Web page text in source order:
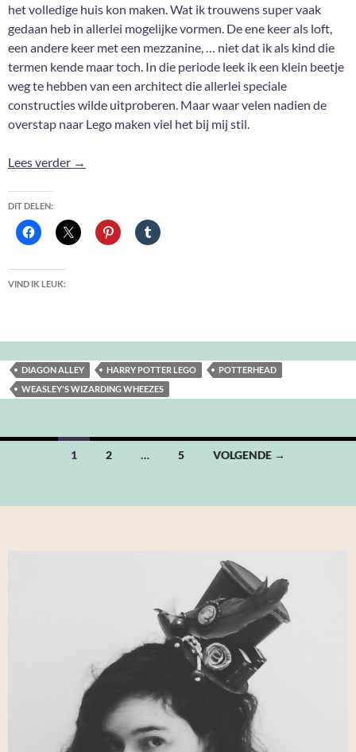
het volledige huis kon maken. Wat ik trouwens super vaak
gedaan heb in allerlei mogelijke vormen. De ene keer als loft,
een andere keer met een mezzanine, … niet dat ik als kind die
termen kende maar toch. In die periode leek ik een klein beetje
weg te hebben van een architect die allerlei speciale
constructies wilde uitproberen. Maar waar velen nadien de
overstap naar Lego maken viel het bij mij stil.
Lees verder Harry Potter Lego #10: Diagon Alley #4
→
DIT DELEN:
VIND IK LEUK:
DIAGON ALLEY HARRY POTTER LEGO
POTTERHEAD
WEASLEY'S WIZARDING WHEEZES
Berichten
1 2 … 5 VOLGENDE →